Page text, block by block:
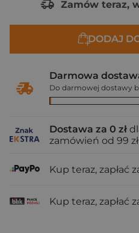
Zamów teraz,
DODAJ
Darmowa
Do darmowej dostawy
Dostawa za 0 zł
zamówień od 99 zł
Kup teraz, zapłać
Kup teraz, zapłać